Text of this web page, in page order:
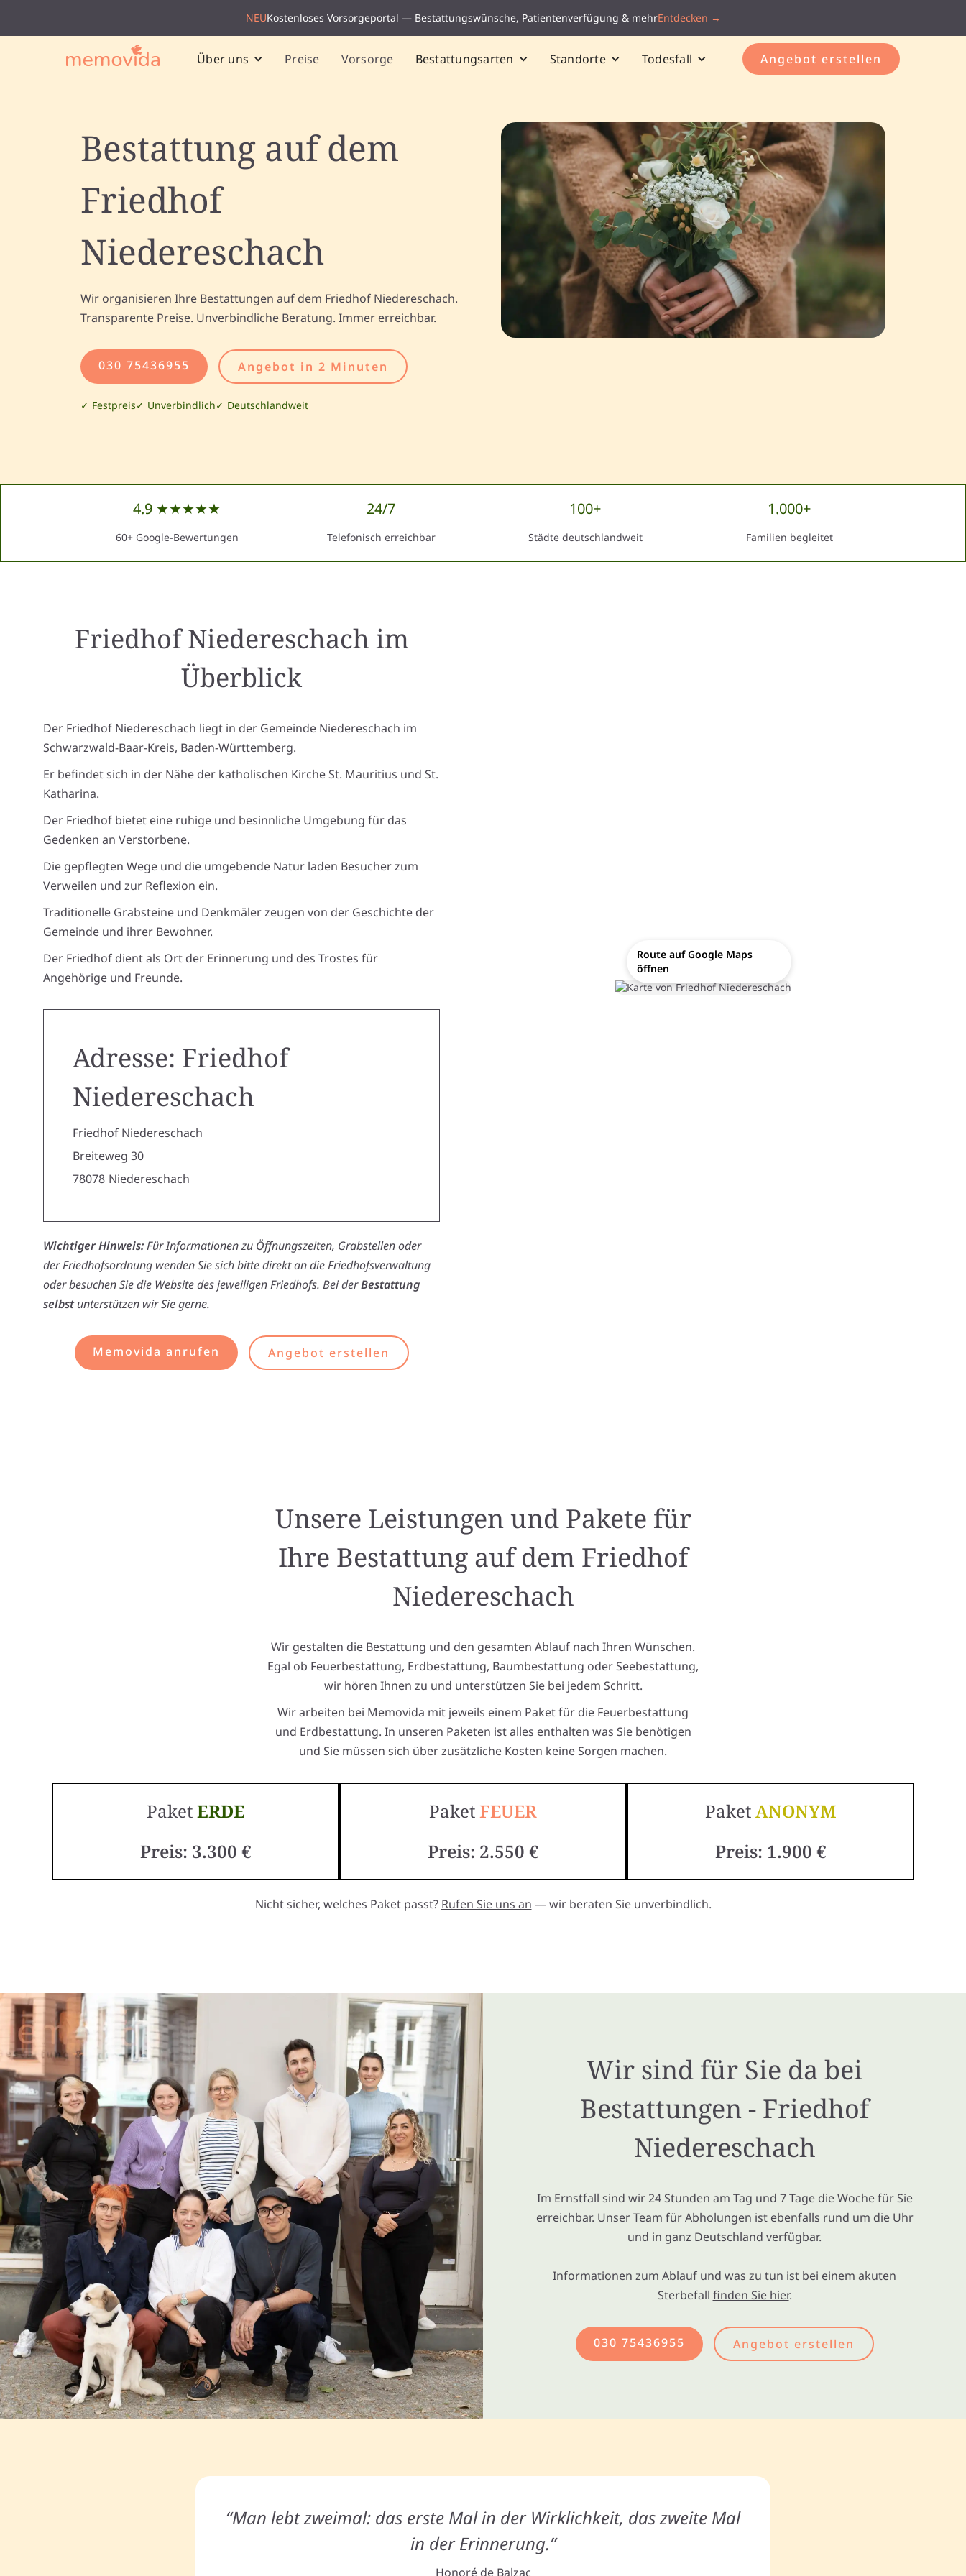
NEUKostenloses Vorsorgeportal — Bestattungswünsche, Patientenverfügung & mehrEntdecken →
Über uns Preise Vorsorge Bestattungsarten Standorte Todesfall Angebot erstellen
Bestattung auf dem
Friedhof
Niedereschach
Wir organisieren Ihre Bestattungen auf dem Friedhof Niedereschach.
Transparente Preise. Unverbindliche Beratung. Immer erreichbar.
030 75436955 Angebot in 2 Minuten
✓ Festpreis✓ Unverbindlich✓ Deutschlandweit
4.9 ★★★★★
60+ Google-Bewertungen
24/7
Telefonisch erreichbar
100+
Städte deutschlandweit
1.000+
Familien begleitet
Friedhof Niedereschach im
Überblick
Der Friedhof Niedereschach liegt in der Gemeinde Niedereschach im
Schwarzwald-Baar-Kreis, Baden-Württemberg.
Er befindet sich in der Nähe der katholischen Kirche St. Mauritius und St.
Katharina.
Der Friedhof bietet eine ruhige und besinnliche Umgebung für das
Gedenken an Verstorbene.
Die gepflegten Wege und die umgebende Natur laden Besucher zum
Verweilen und zur Reflexion ein.
Traditionelle Grabsteine und Denkmäler zeugen von der Geschichte der
Gemeinde und ihrer Bewohner.
Der Friedhof dient als Ort der Erinnerung und des Trostes für
Angehörige und Freunde.
Adresse: Friedhof
Niedereschach
Friedhof Niedereschach
Breiteweg 30
78078 Niedereschach
Wichtiger Hinweis:Für Informationen zu Öffnungszeiten, Grabstellen oder
der Friedhofsordnung wenden Sie sich bitte direkt an die Friedhofsverwaltung
oder besuchen Sie die Website des jeweiligen Friedhofs. Bei derBestattung
selbstunterstützen wir Sie gerne.
Memovida anrufen Angebot erstellen
Route auf Google Maps
öffnen
Unsere Leistungen und Pakete für
Ihre Bestattung auf dem Friedhof
Niedereschach
Wir gestalten die Bestattung und den gesamten Ablauf nach Ihren Wünschen.
Egal ob Feuerbestattung, Erdbestattung, Baumbestattung oder Seebestattung,
wir hören Ihnen zu und unterstützen Sie bei jedem Schritt.
Wir arbeiten bei Memovida mit jeweils einem Paket für die Feuerbestattung
und Erdbestattung. In unseren Paketen ist alles enthalten was Sie benötigen
und Sie müssen sich über zusätzliche Kosten keine Sorgen machen.
PaketERDE
Preis: 3.300 €
PaketFEUER
Preis: 2.550 €
PaketANONYM
Preis: 1.900 €
Nicht sicher, welches Paket passt? Rufen Sie uns an — wir beraten Sie unverbindlich.
Wir sind für Sie da bei
Bestattungen - Friedhof
Niedereschach
Im Ernstfall sind wir 24 Stunden am Tag und 7 Tage die Woche für Sie
erreichbar. Unser Team für Abholungen ist ebenfalls rund um die Uhr
und in ganz Deutschland verfügbar.
Informationen zum Ablauf und was zu tun ist bei einem akuten
Sterbefall finden Sie hier.
030 75436955 Angebot erstellen
“Man lebt zweimal: das erste Mal in der Wirklichkeit, das zweite Mal
in der Erinnerung.”
Honoré de Balzac